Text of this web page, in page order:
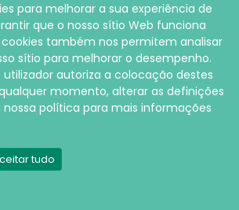
para melhorar a sua experiência de
que o nosso sítio Web funciona
também nos permitem analisar
sítio para melhorar o desempenho.
utilizador autoriza a colocação destes
momento, alterar as definições
nossa política para mais informações
tudo
|Política de privacidade e cookies